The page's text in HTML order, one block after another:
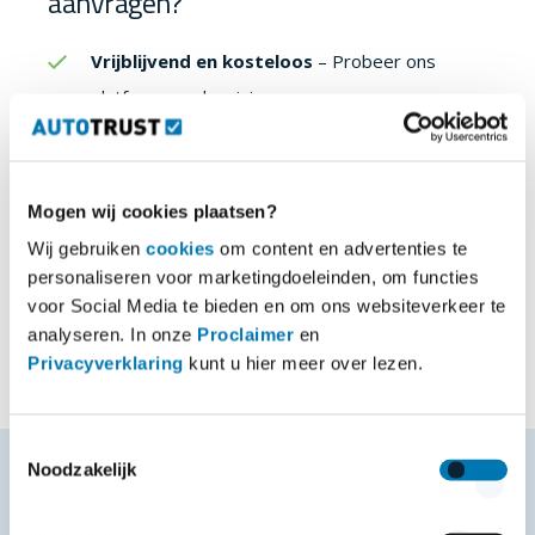
Mogen wij cookies plaatsen?
Wij gebruiken cookies om content en advertenties te
personaliseren voor marketingdoeleinden, om functies
voor Social Media te bieden en om ons websiteverkeer te
analyseren. In onze Proclaimer en
Privacyverklaring kunt u hier meer over lezen.
Noodzakelijk
Vrijblijvend en kosteloos – Probeer ons
platform zonder risico.
Geen technische kennis nodig
– Onze
iedereen eenvoudig om te starten.
Volledig inzicht– Test alle functies die u nodig
heeft en ontdek de voordelen.